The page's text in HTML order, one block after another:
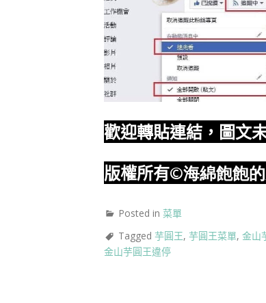
歡迎轉貼連結，圖文
版權所有©海綿飽飽
Posted in 菜單
Tagged 芋圓王, 芋圓王菜單, 金山
金山芋圓王違停